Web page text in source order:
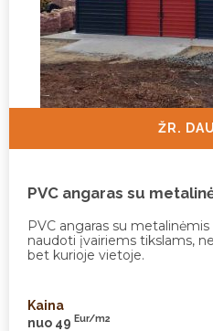
ŽR.
PVC angaras su
PVC angaras su
naudoti įvairiems tikslams,
bet kurioje vietoje.
Kaina
nuo 49 Eur/m2